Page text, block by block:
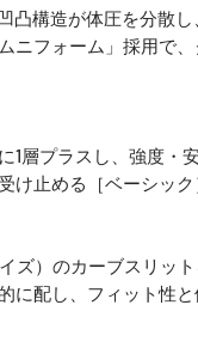
凸構造が体圧を分散
ニフォーム」採用で
1層プラスし、強度・
け止める［ベーシッ
）のカーブスリット
に配し、フィット性